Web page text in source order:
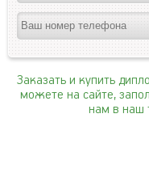
Заказать и купить
можете на сайте,
нам в наш